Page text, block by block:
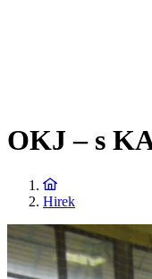
OKJ – s
Hirek